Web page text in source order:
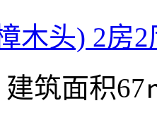
木头) 2房2
建筑面积